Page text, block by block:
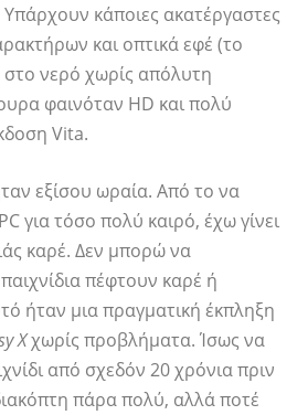
κάποιες ακατέργαστες
και οπτικά εφέ (το
νερό χωρίς απόλυτη
φαινόταν HD και πολύ
Vita.
εξίσου ωραία. Από το να
για τόσο πολύ καιρό, έχω γίνει
καρέ. Δεν μπορώ να
πέφτουν καρέ ή
ήταν μια πραγματική έκπληξη
Xχωρίς προβλήματα. Ίσως να
από σχεδόν 20 χρόνια πριν
πάρα πολύ, αλλά ποτέ